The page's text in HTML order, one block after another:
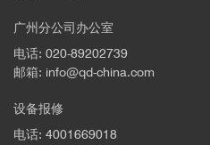
广州分公司办公室
电话: 020-89202739
邮箱: info@qd-china.com
设备报修
电话: 4001669018